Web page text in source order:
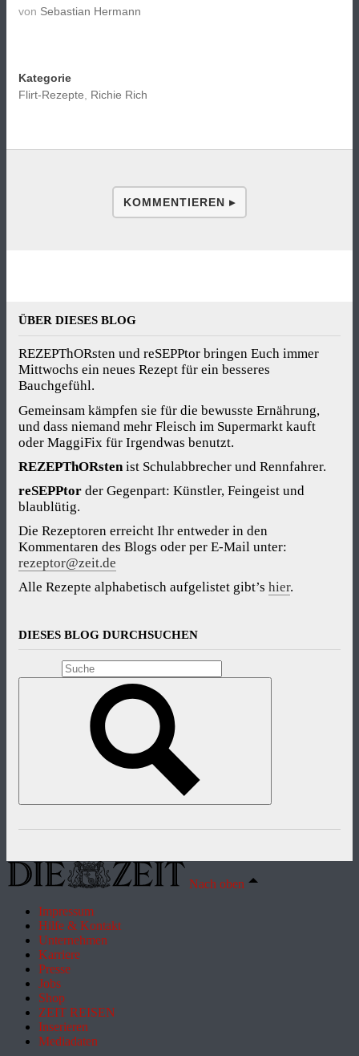
von Sebastian Hermann
Kategorie
Flirt-Rezepte, Richie Rich
KOMMENTIEREN ▸
ÜBER DIESES BLOG
REZEPThORsten und reSEPPtor bringen Euch immer
Mittwochs ein neues Rezept für ein besseres
Bauchgefühl.
Gemeinsam kämpfen sie für die bewusste Ernährung,
und dass niemand mehr Fleisch im Supermarkt kauft
oder MaggiFix für Irgendwas benutzt.
REZEPThORsten ist Schulabbrecher und Rennfahrer.
reSEPPtor der Gegenpart: Künstler, Feingeist und
blaublütig.
Die Rezeptoren erreicht Ihr entweder in den
Kommentaren des Blogs oder per E-Mail unter:
rezeptor@zeit.de
Alle Rezepte alphabetisch aufgelistet gibt’s hier.
DIESES BLOG DURCHSUCHEN
Nach oben
Impressum
Hilfe & Kontakt
Unternehmen
Karriere
Presse
Jobs
Shop
ZEIT REISEN
Inserieren
Mediadaten